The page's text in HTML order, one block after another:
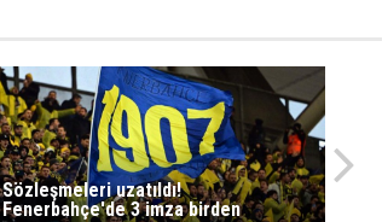
Sözleşmeleri uzatıldı!
Fenerbahçe'de 3 imza birden